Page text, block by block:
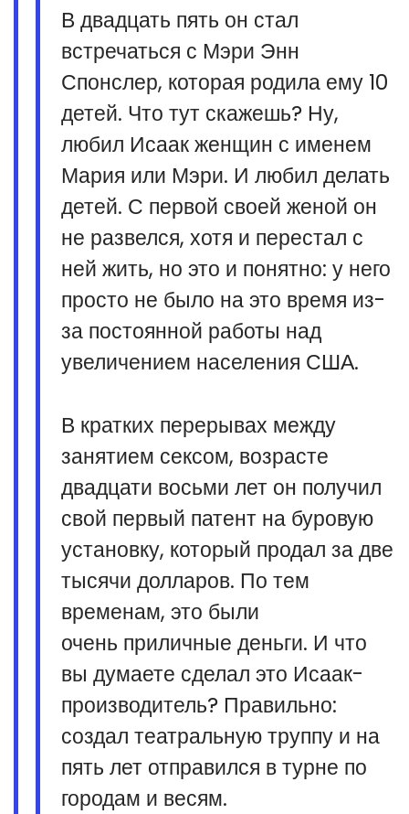
В двадцать пять он стал
встречаться с Мэри Энн
Спонслер, которая родила ему 10
детей. Что тут скажешь? Ну,
любил Исаак женщин с именем
Мария или Мэри. И любил делать
детей. С первой своей женой он
не развелся, хотя и перестал с
ней жить, но это и понятно: у него
просто не было на это время из-
за постоянной работы над
увеличением населения США.
В кратких перерывах между
занятием сексом, возрасте
двадцати восьми лет он получил
свой первый патент на буровую
установку, который продал за две
тысячи долларов. По тем
временам, это были
очень приличные деньги. И что
вы думаете сделал это Исаак-
производитель? Правильно:
создал театральную труппу и на
пять лет отправился в турне по
городам и весям.